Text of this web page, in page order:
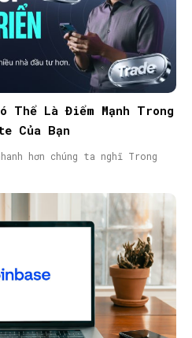
Thể Là Điểm Mạnh Trong
Của Bạn
hơn chúng ta nghĩ Trong